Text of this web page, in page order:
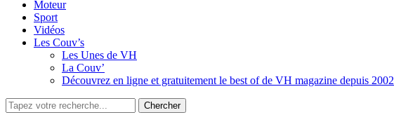
Moteur
Sport
Vidéos
Les Couv’s
Les Unes de VH
La Couv’
Découvrez en ligne et gratuitement le best of de VH magazine depuis 2002
Chercher